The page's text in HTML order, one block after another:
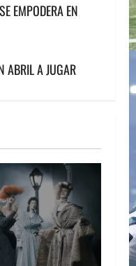
EMPODERA EN
ABRIL A JUGAR